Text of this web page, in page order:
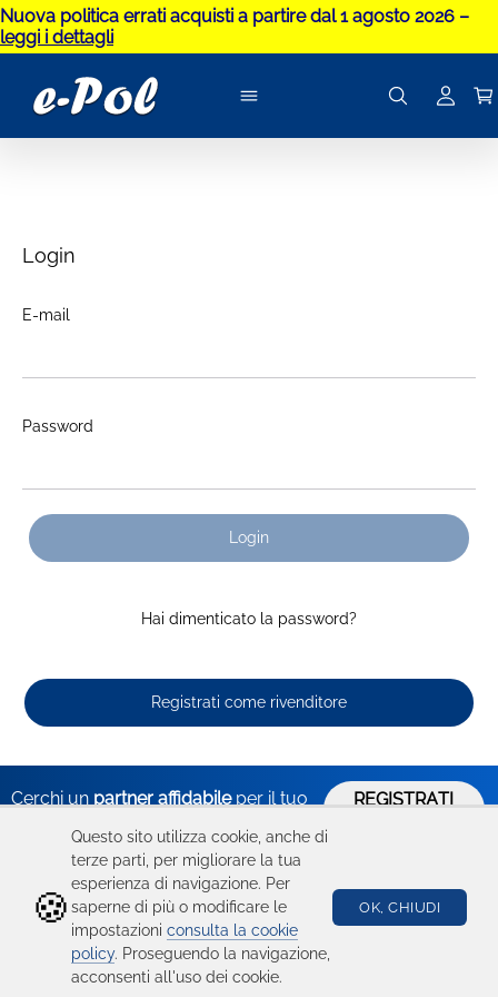
Nuova politica errati acquisti a partire dal 1 agosto 2026 –
leggi i dettagli
Login
E-mail
Password
Login
Hai dimenticato la password?
Registrati come rivenditore
Cerchi un partner affidabileper il tuo
REGISTRATI
Hai bisogno
di aiuto?
Condizioni d'uso
Catalogo
Ricambi
Device
Seguici su
🍪
Questo sito utilizza cookie, anche di
terze parti, per migliorare la tua
esperienza di navigazione. Per
saperne di più o modificare le
impostazioni consulta la cookie
policy. Proseguendo la navigazione,
acconsenti all'uso dei cookie.
OK, CHIUDI